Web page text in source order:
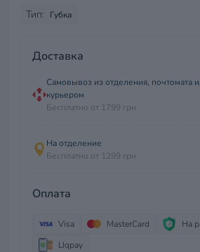
Тип: Губка
Доставка
Самовывоз из отделения, почтомата
курьером
Бесплатно от 1799 грн
На отделение
Бесплатно от 1299 грн
Оплата
Visa MasterCard
На
LIqpay